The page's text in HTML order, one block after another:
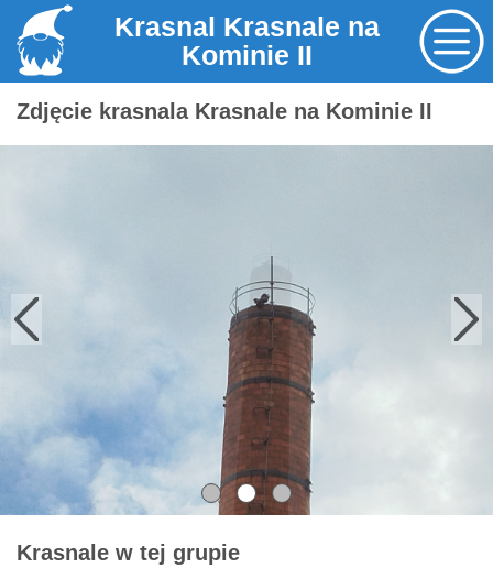
Krasnal Krasnale na
Kominie II
Zdjęcie krasnala Krasnale na Kominie II
Krasnale w tej grupie